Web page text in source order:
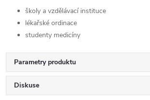
školy a vzdělávací instituce
lékařské ordinace
studenty medicíny
Parametry produktu
Diskuse